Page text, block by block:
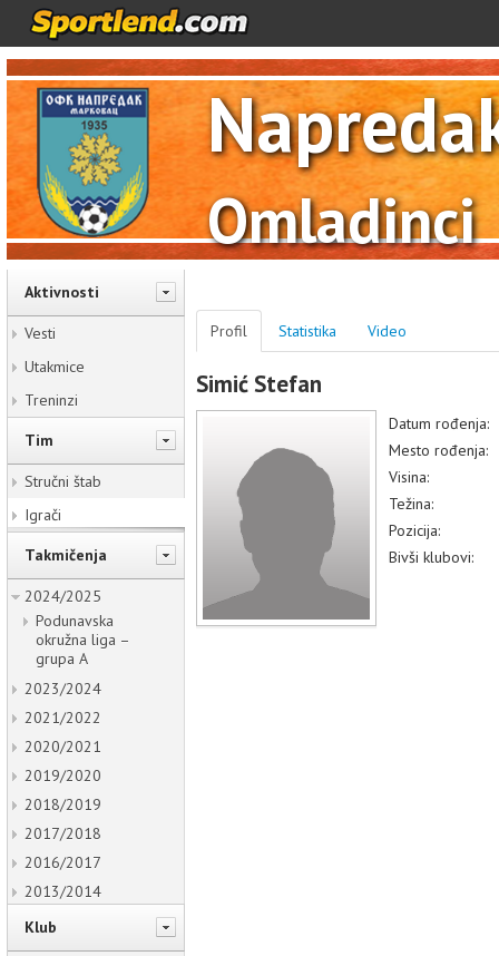
Omladinci
Aktivnosti
Vesti
Utakmice
Treninzi
Tim
Stručni štab
Igrači
Takmičenja
2024/2025
Podunavska
okružna liga –
grupa A
2023/2024
2021/2022
2020/2021
2019/2020
2018/2019
2017/2018
2016/2017
2013/2014
Klub
Profil Statistika Video
Simić Stefan
Datum rođenja:
Mesto rođenja:
Visina:
Težina:
Pozicija:
Bivši klubovi: